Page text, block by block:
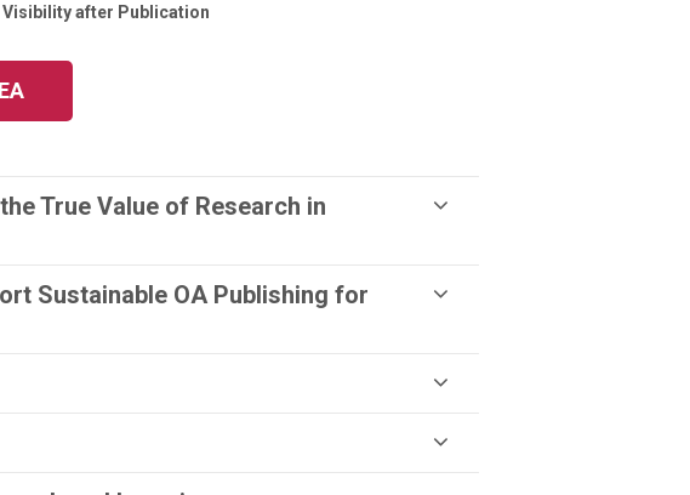
Visibility after Publication
True Value of Research in
Sustainable OA Publishing for